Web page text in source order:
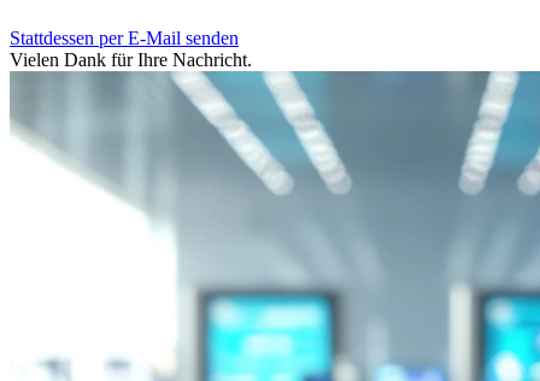
Stattdessen per E-Mail senden
Vielen Dank für Ihre Nachricht.